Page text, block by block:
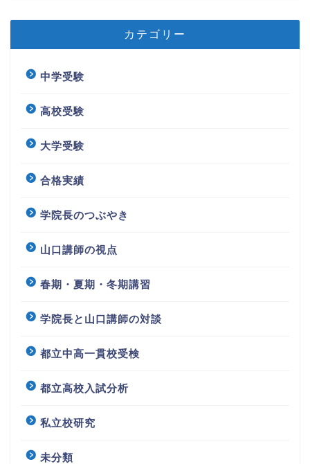
カテゴリー
中学受験
高校受験
大学受験
合格実績
学院長のつぶやき
山口講師の視点
春期・夏期・冬期講習
学院長と山口講師の対談
都立中高一貫校受検
都立高校入試分析
私立校研究
未分類